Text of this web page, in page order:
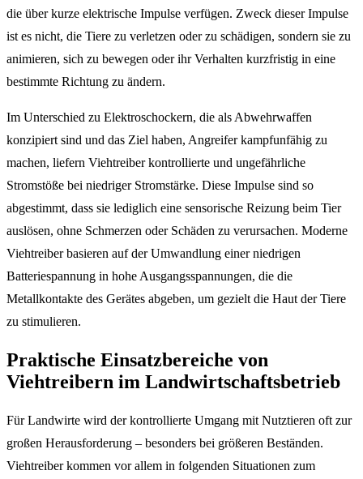
die über kurze elektrische Impulse verfügen. Zweck dieser Impulse
ist es nicht, die Tiere zu verletzen oder zu schädigen, sondern sie zu
animieren, sich zu bewegen oder ihr Verhalten kurzfristig in eine
bestimmte Richtung zu ändern.
Im Unterschied zu Elektroschockern, die als Abwehrwaffen
konzipiert sind und das Ziel haben, Angreifer kampfunfähig zu
machen, liefern Viehtreiber kontrollierte und ungefährliche
Stromstöße bei niedriger Stromstärke. Diese Impulse sind so
abgestimmt, dass sie lediglich eine sensorische Reizung beim Tier
auslösen, ohne Schmerzen oder Schäden zu verursachen. Moderne
Viehtreiber basieren auf der Umwandlung einer niedrigen
Batteriespannung in hohe Ausgangsspannungen, die die
Metallkontakte des Gerätes abgeben, um gezielt die Haut der Tiere
zu stimulieren.
Praktische Einsatzbereiche von
Viehtreibern im Landwirtschaftsbetrieb
Für Landwirte wird der kontrollierte Umgang mit Nutztieren oft zur
großen Herausforderung – besonders bei größeren Beständen.
Viehtreiber kommen vor allem in folgenden Situationen zum